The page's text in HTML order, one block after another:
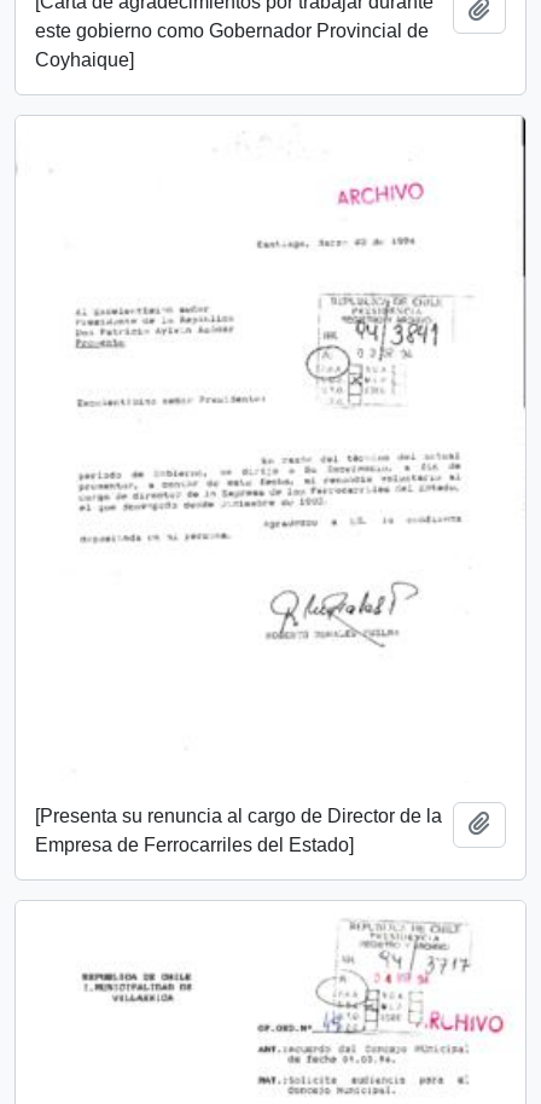
este gobierno como Gobernador Provincial de
Coyhaique]
[Presenta su renuncia al cargo de Director de la
Empresa de Ferrocarriles del Estado]